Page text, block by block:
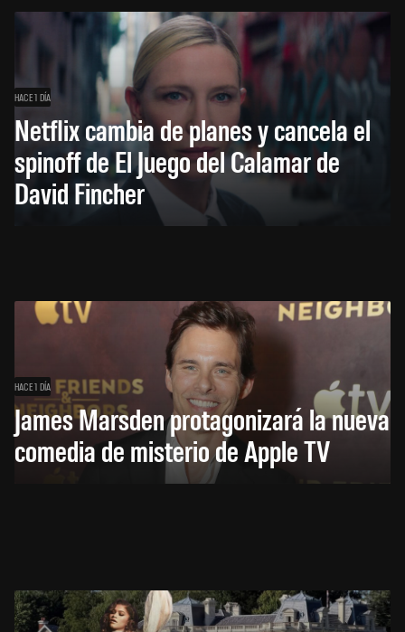
HACE 1 DÍA
Netflix cambia de planes y cancela el
spinoff de El Juego del Calamar de
David Fincher
HACE 1 DÍA
James Marsden protagonizará la nueva
comedia de misterio de Apple TV